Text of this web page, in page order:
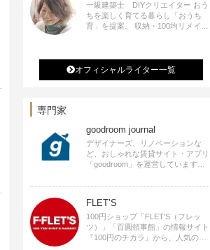
より【Rumiのおうち時間を楽しむイ
ンテリア】を出版しました。
一級建築士 DIYクリエイター おう
ちを楽しく育てる暮らし「おうち
育」を提案。 収納・100均リメイ
いアンティークな部屋つくり 雑誌
オフィシャルライター一覧
専門家
goodroom journal
デザイナーズ、リノベーションな
ど、おしゃれな賃貸サイト・アプリ
「goodroom」を運営しています。
り暮らしのアイディアなど、賃貸で
ヒントをお届けします。
FLET’S
100円ショップ「FLET’S（フレッ
ツ）」「百圓領事館」の情報サイト
『100円のチカラ』から、人気の記